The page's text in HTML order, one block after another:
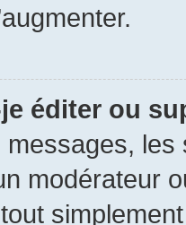
éditer ou
modérateur